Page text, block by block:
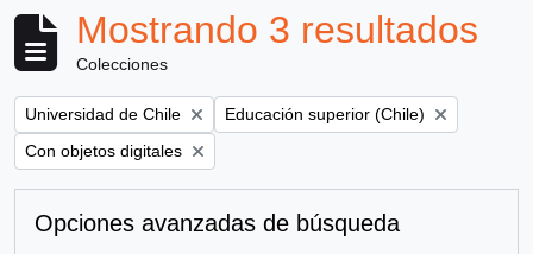
Mostrando 3 resultados
Colecciones
Remove filter:
Universidad de Chile Remove filter:
Educación superior (Chile)
Remove filter:
Con objetos digitales
Opciones avanzadas de búsqueda